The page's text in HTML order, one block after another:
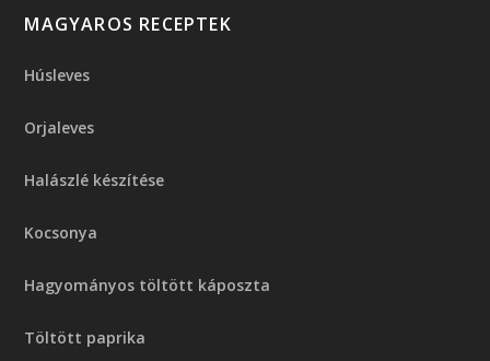
MAGYAROS RECEPTEK
Húsleves
Orjaleves
Halászlé készítése
Kocsonya
Hagyományos töltött káposzta
Töltött paprika